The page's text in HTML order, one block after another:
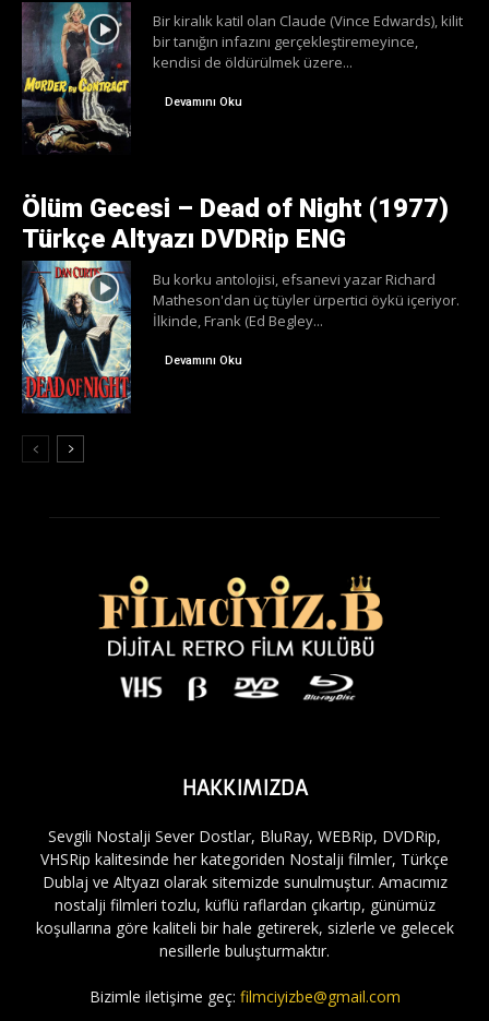
Bir kiralık katil olan Claude (Vince Edwards), kilit
bir tanığın infazını gerçekleştiremeyince,
kendisi de öldürülmek üzere...
Devamını Oku
Ölüm Gecesi – Dead of Night (1977)
Türkçe Altyazı DVDRip ENG
Bu korku antolojisi, efsanevi yazar Richard
Matheson'dan üç tüyler ürpertici öykü içeriyor.
İlkinde, Frank (Ed Begley...
Devamını Oku
HAKKIMIZDA
Sevgili Nostalji Sever Dostlar, BluRay, WEBRip, DVDRip,
VHSRip kalitesinde her kategoriden Nostalji filmler, Türkçe
Dublaj ve Altyazı olarak sitemizde sunulmuştur. Amacımız
nostalji filmleri tozlu, küflü raflardan çıkartıp, günümüz
koşullarına göre kaliteli bir hale getirerek, sizlerle ve gelecek
nesillerle buluşturmaktır.
Bizimle iletişime geç: filmciyizbe@gmail.com